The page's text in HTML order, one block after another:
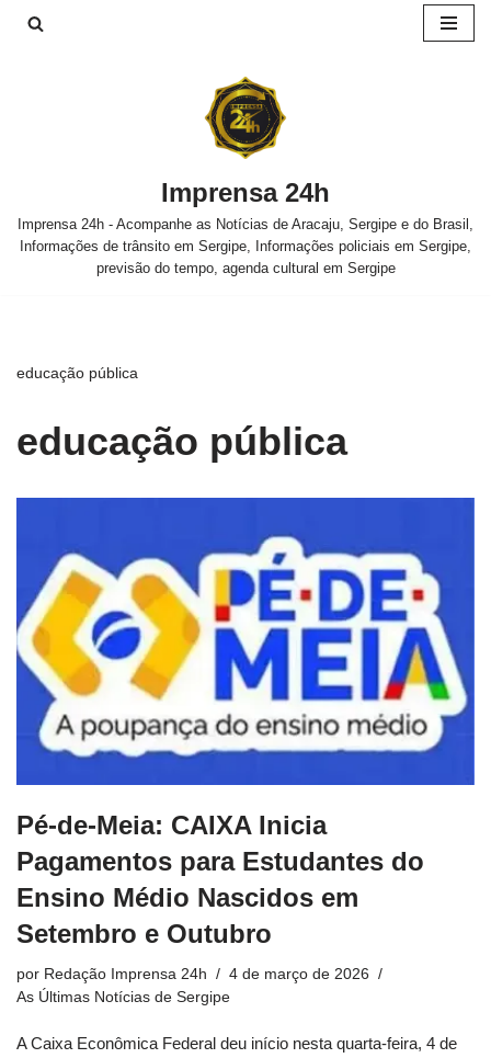
Imprensa 24h
Imprensa 24h - Acompanhe as Notícias de Aracaju, Sergipe e do Brasil,
Informações de trânsito em Sergipe, Informações policiais em Sergipe,
previsão do tempo, agenda cultural em Sergipe
educação pública
educação pública
Pé-de-Meia: CAIXA Inicia
Pagamentos para Estudantes do
Ensino Médio Nascidos em
Setembro e Outubro
por Redação Imprensa 24h
4 de março de 2026
As Últimas Notícias de Sergipe
A Caixa Econômica Federal deu início nesta quarta-feira, 4 de